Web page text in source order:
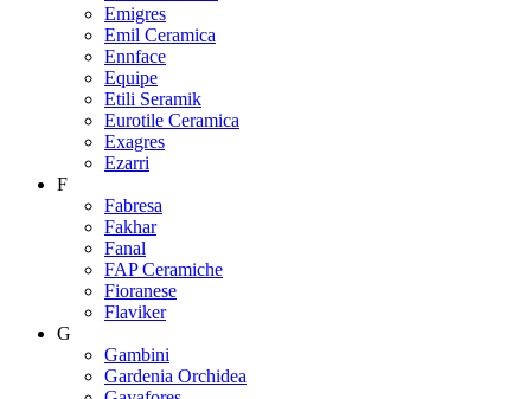
Emigres
Emil Ceramica
Ennface
Equipe
Etili Seramik
Eurotile Ceramica
Exagres
Ezarri
F
Fabresa
Fakhar
Fanal
FAP Ceramiche
Fioranese
Flaviker
G
Gambini
Gardenia Orchidea